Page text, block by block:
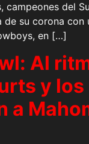
campeones del
de su corona
en […]
Al
y los
a